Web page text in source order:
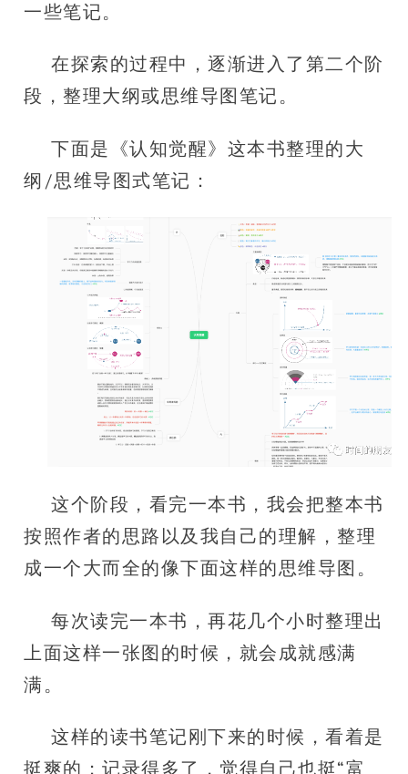
一些笔记。
在探索的过程中，逐渐进入了第二个阶
段，整理大纲或思维导图笔记。
下面是《认知觉醒》这本书整理的大
纲/思维导图式笔记：
这个阶段，看完一本书，我会把整本书
按照作者的思路以及我自己的理解，整理
成一个大而全的像下面这样的思维导图。
每次读完一本书，再花几个小时整理出
上面这样一张图的时候，就会成就感满
满。
这样的读书笔记刚下来的时候，看着是
挺爽的；记录得多了，觉得自己也挺“富